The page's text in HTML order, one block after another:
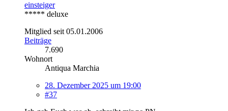
einsteiger
***** deluxe
Mitglied seit 05.01.2006
Beiträge
7.690
Wohnort
Antiqua Marchia
28. Dezember 2025 um 19:00
#37